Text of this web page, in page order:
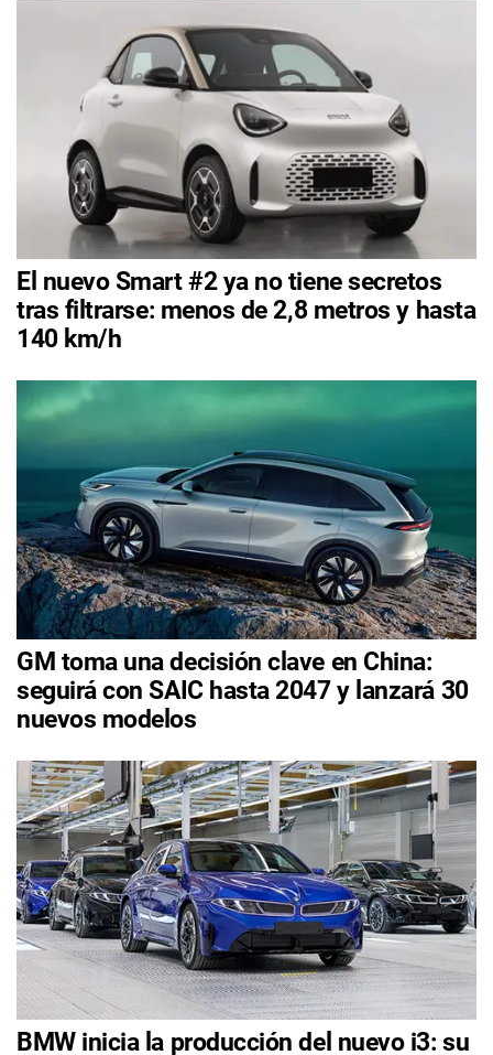
El nuevo Smart #2 ya no tiene secretos
tras filtrarse: menos de 2,8 metros y hasta
140 km/h
GM toma una decisión clave en China:
seguirá con SAIC hasta 2047 y lanzará 30
nuevos modelos
BMW inicia la producción del nuevo i3: su